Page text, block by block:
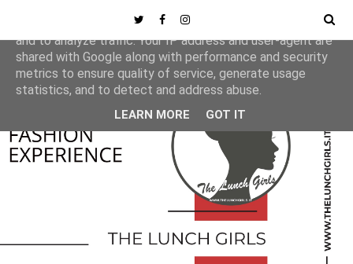
This site uses cookies from Google to deliver its services
and to analyze traffic. Your IP address and user-agent are
shared with Google along with performance and security
metrics to ensure quality of service, generate usage
statistics, and to detect and address abuse.
LEARN MORE GOT IT